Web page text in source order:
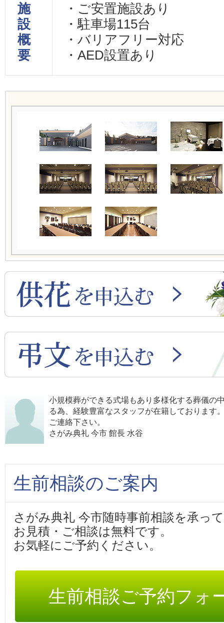
施
設
概
要
・ご安置施設あり
・駐車場115台
・バリアフリー対応
・AED設置あり
小規模葬ができる式場もあり多様化する葬儀の
る為、経験豊富なスタッフが在籍しております
ご連絡下さい。
さがみ典礼 今市 館長 水谷
生前相談のご案内
さがみ典礼 今市随時事前相談を承っ
お見積・ご相談は無料です。
お気軽にご予約ください。
生前相談ご予約フォ